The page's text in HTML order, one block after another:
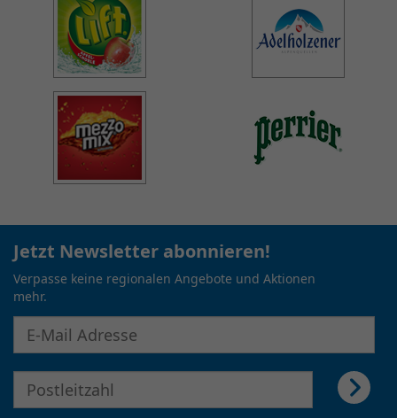
Jetzt Newsletter abonnieren!
Verpasse keine regionalen Angebote und Aktionen
mehr.